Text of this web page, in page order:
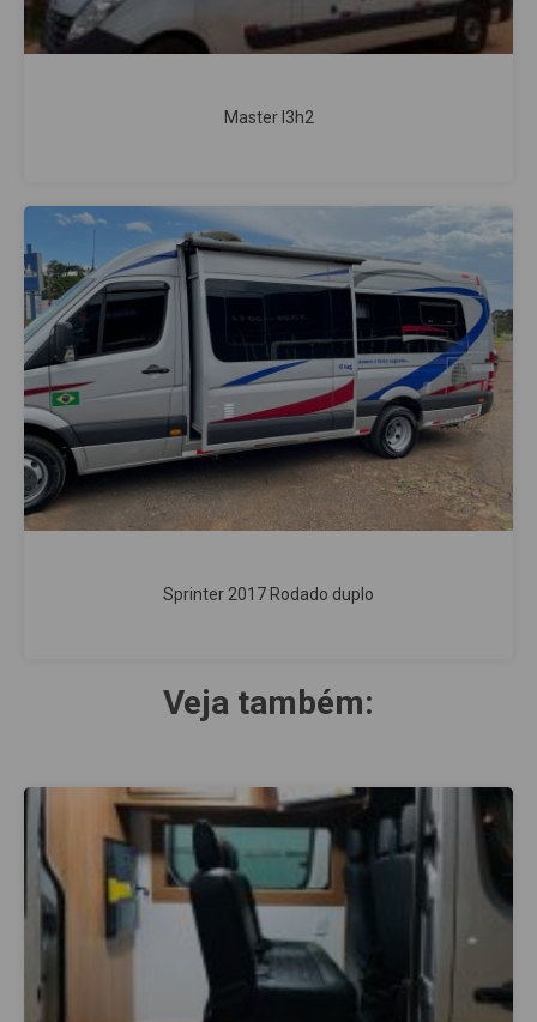
Master l3h2
Sprinter 2017 Rodado duplo
Veja também: